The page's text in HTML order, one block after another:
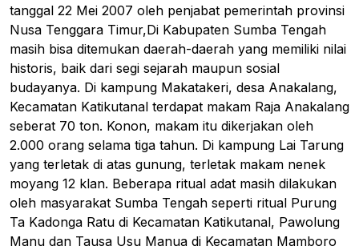
tanggal 22 Mei 2007 oleh penjabat pemerintah provinsi
Nusa Tenggara Timur,Di Kabupaten Sumba Tengah
masih bisa ditemukan daerah-daerah yang memiliki nilai
historis, baik dari segi sejarah maupun sosial
budayanya. Di kampung Makatakeri, desa Anakalang,
Kecamatan Katikutanal terdapat makam Raja Anakalang
seberat 70 ton. Konon, makam itu dikerjakan oleh
2.000 orang selama tiga tahun. Di kampung Lai Tarung
yang terletak di atas gunung, terletak makam nenek
moyang 12 klan. Beberapa ritual adat masih dilakukan
oleh masyarakat Sumba Tengah seperti ritual Purung
Ta Kadonga Ratu di Kecamatan Katikutanal, Pawolung
Manu dan Tausa Usu Manua di Kecamatan Mamboro